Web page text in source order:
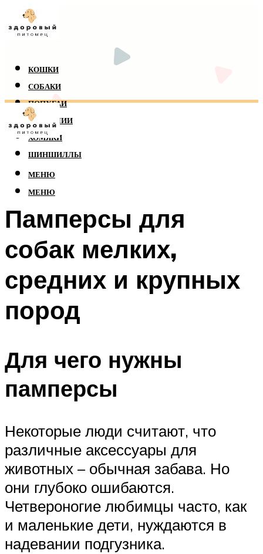
КОШКИ
СОБАКИ
ПОПУГАИ
РЕПТИЛИИ
ХОМЯКИ
ШИНШИЛЛЫ
МЕНЮ
МЕНЮ
Памперсы для
собак мелких,
средних и крупных
пород
Для чего нужны
памперсы
Некоторые люди считают, что
различные аксессуары для
животных – обычная забава. Но
они глубоко ошибаются.
Четвероногие любимцы часто, как
и маленькие дети, нуждаются в
надевании подгузника.